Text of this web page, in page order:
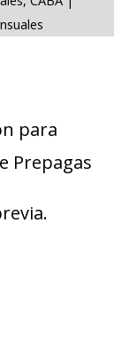
para
Prepagas